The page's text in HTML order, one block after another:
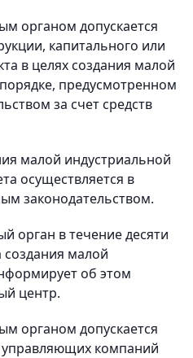
органом допускается
капитального или
в целях создания малой
предусмотренном
за счет средств
малой индустриальной
осуществляется в
законодательством.
орган в течение десяти
малой
об этом
центр.
органом допускается
управляющих компаний